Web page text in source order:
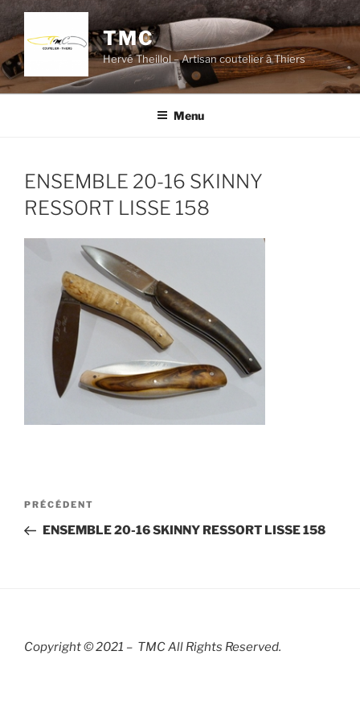
Aller
contenu
principal
TMC
Hervé Theillol – Artisan coutelier à Thiers
Menu
ENSEMBLE 20-16 SKINNY
RESSORT LISSE 158
Navigation
l’article
Article
précédent
PRÉCÉDENT
ENSEMBLE 20-16 SKINNY RESSORT LISSE 158
Copyright © 2021 – TMC All Rights Reserved.